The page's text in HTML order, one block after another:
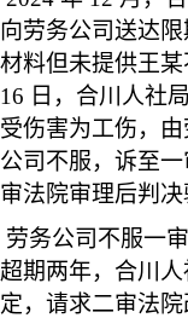
向劳务公司送达
材料但未提供王
16 日，合川人社
受伤害为工伤，
公司不服，诉至
审法院审理后判决
劳务公司不服一
超期两年，合川
定，请求二审法